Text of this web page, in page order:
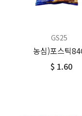
GS25
농심)포스틱
$ 1.60